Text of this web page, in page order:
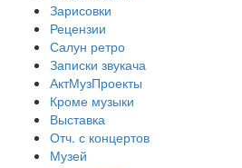
Зарисовки
Рецензии
Салун ретро
Записки звукача
АктМузПроекты
Кроме музыки
Выставка
Отч. с концертов
Музей